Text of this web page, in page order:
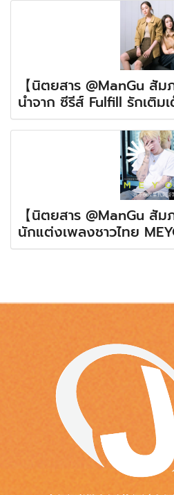
【นิตยสาร @ManGu
นำจาก ซีรีส์ Fulfill รักเติมเ
【นิตยสาร @ManGu สั
นักแต่งเพลงชาวไทย